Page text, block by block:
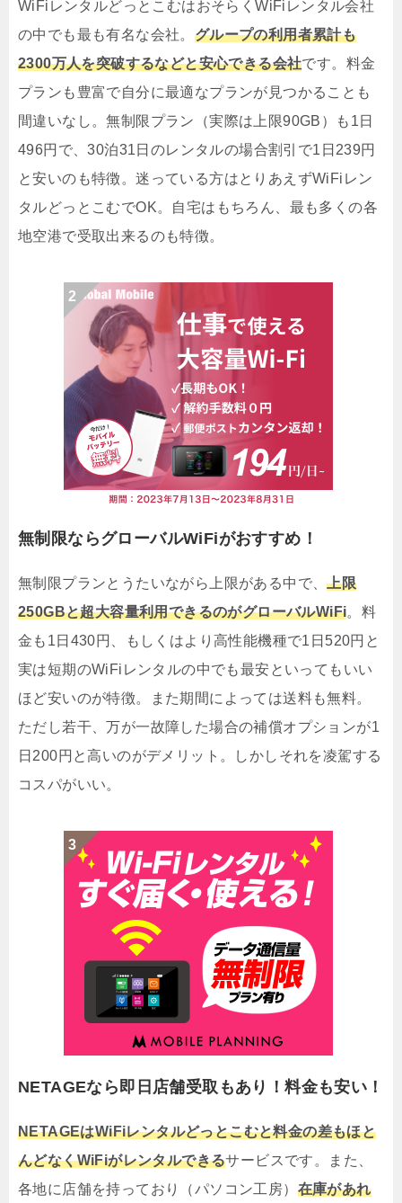
WiFiレンタルどっとこむはおそらくWiFiレンタル会社
の中でも最も有名な会社。 グループの利用者累計も
2300万人を突破するなどと安心できる会社です。料金
プランも豊富で自分に最適なプランが見つかることも
間違いなし。無制限プラン（実際は上限90GB）も1日
496円で、30泊31日のレンタルの場合割引で1日239円
と安いのも特徴。迷っている方はとりあえずWiFiレン
タルどっとこむでOK。自宅はもちろん、最も多くの各
地空港で受取出来るのも特徴。
無制限ならグローバルWiFiがおすすめ！
無制限プランとうたいながら上限がある中で、上限
250GBと超大容量利用できるのがグローバルWiFi。料
金も1日430円、もしくはより高性能機種で1日520円と
実は短期のWiFiレンタルの中でも最安といってもいい
ほど安いのが特徴。また期間によっては送料も無料。
ただし若干、万が一故障した場合の補償オプションが1
日200円と高いのがデメリット。しかしそれを凌駕する
コスパがいい。
NETAGEなら即日店舗受取もあり！料金も安い！
NETAGEはWiFiレンタルどっとこむと料金の差もほと
んどなくWiFiがレンタルできるサービスです。また、
各地に店舗を持っており（パソコン工房） 在庫があれ